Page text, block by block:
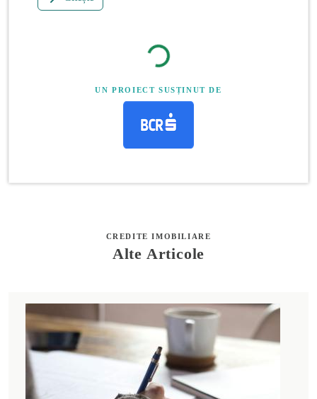
UN PROIECT SUSȚINUT DE
CREDITE IMOBILIARE
Alte Articole